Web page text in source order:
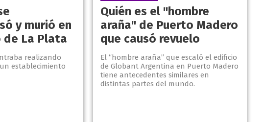
y murió en
de La Plata
realizando
establecimiento
Quién es el "hombre
araña" de Puerto Madero
que causó revuelo
El “hombre araña” que escaló el edificio
de Globant Argentina en Puerto Madero
tiene antecedentes similares en
distintas partes del mundo.